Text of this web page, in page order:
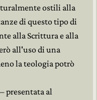
ostili alla
di questo tipo di
alla Scrittura e alla
all'uso di una
la teologia potrò
presentata al